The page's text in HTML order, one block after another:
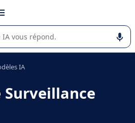
dans l'utilisation ou la sélection de
IA
Surveillance